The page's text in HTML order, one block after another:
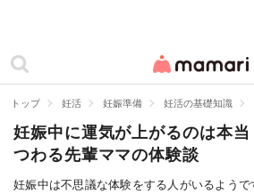
ママリ
カテゴリー一覧
妊娠
出産
トップ 妊活 妊娠準備 妊活の基礎知識
妊娠中に運気が上がるのは本
つわる先輩ママの体験談
妊娠中は不思議な体験をする人がいるよう